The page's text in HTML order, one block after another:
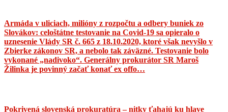
Armáda v uliciach, milióny z rozpočtu a odbery buniek zo
Slovákov: celoštátne testovanie na Covid-19 sa opieralo o
uznesenie Vlády SR č. 665 z 18.10.2020, ktoré však nevyšlo v
Zbierke zákonov SR, a nebolo tak záväzné. Testovanie bolo
vykonané „nadivoko“. Generálny prokurátor SR Maroš
Žilinka je povinný začať konať ex offo…
Pokrivená slovenská prokuratúra – nitky ťahajú ku hlave